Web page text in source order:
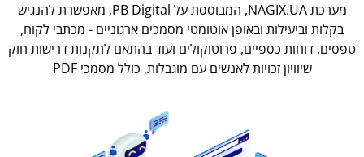
מערכת NAGIX.UA, המבוססת על PB Digital, מאפשרת להנגיש
בקלות וביעילות ובאופן אוטומטי מסמכים ארגוניים - מכתבי לקוח,
טפסים, דוחות כספיים, פרוטוקולים ועוד בהתאם לתקנות דרישות חוק
שיוויון זכויות לאנשים עם מוגבלות, כולל מסמכי PDF